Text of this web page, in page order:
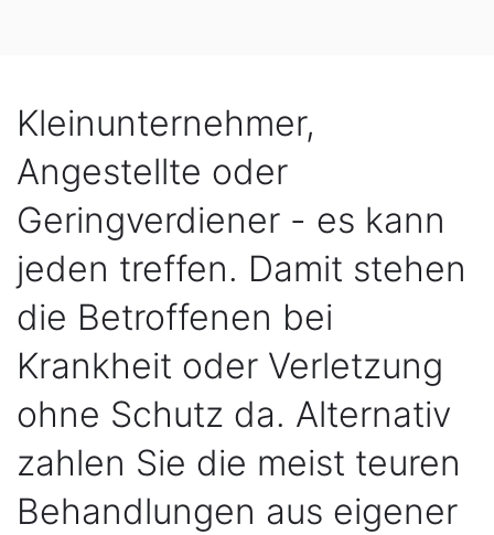
Kleinunternehmer,
Angestellte oder
Geringverdiener - es kann
jeden treffen. Damit stehen
die Betroffenen bei
Krankheit oder Verletzung
ohne Schutz da. Alternativ
zahlen Sie die meist teuren
Behandlungen aus eigener